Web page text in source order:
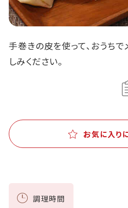
手巻きの皮を使って、おうち
しみください。
お気に入り
調理時間